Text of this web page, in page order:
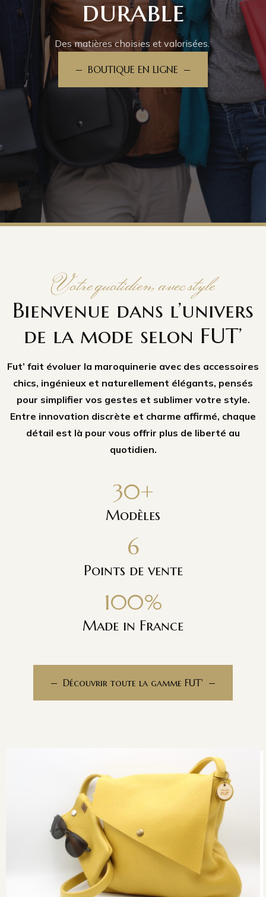
innovantes
d'Occitanie
Vivez avec style et caractère.
BOUTIQUE EN LIGNE
durable
Des matières choisies et valorisées.
BOUTIQUE EN LIGNE
Un esprit libre.
BOUTIQUE EN LIGNE
Votre allié...
Pour suivre
votre rythme
Conçu pour durer et s’adapter à vos journées.
BOUTIQUE EN LIGNE
Votre quotidien, avec style
Bienvenue dans l’univers
de la mode selon FUT’
Fut’ fait évoluer la maroquinerie avec des accessoires
chics, ingénieux et naturellement élégants, pensés
pour simplifier vos gestes et sublimer votre style.
Entre innovation discrète et charme affirmé, chaque
détail est là pour vous offrir plus de liberté au
quotidien.
30+
Modèles
6
Points de vente
100%
Made in France
Découvrir toute la gamme FUT'